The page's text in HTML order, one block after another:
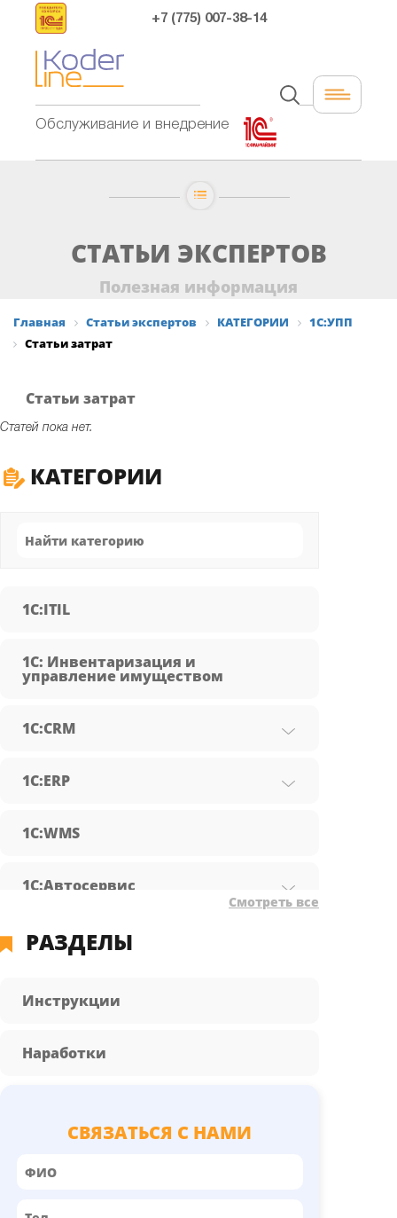
Обслуживание и внедрение
+7 (775) 007-38-14
СТАТЬИ ЭКСПЕРТОВ
Полезная информация
Главная Статьи экспертов КАТЕГОРИИ
1С:УПП
Статьи затрат
Статьи затрат
Статей пока нет.
КАТЕГОРИИ
1C:ITIL
1С: Инвентаризация и
управление имуществом
1С:CRM
1С:ERP
1С:WMS
1С:Автосервис
1С:Бухгалтерия предприятия
1С:Зарплата и управление
персоналом
1С:УКФ
Смотреть все
РАЗДЕЛЫ
Инструкции
Наработки
СВЯЗАТЬСЯ С НАМИ